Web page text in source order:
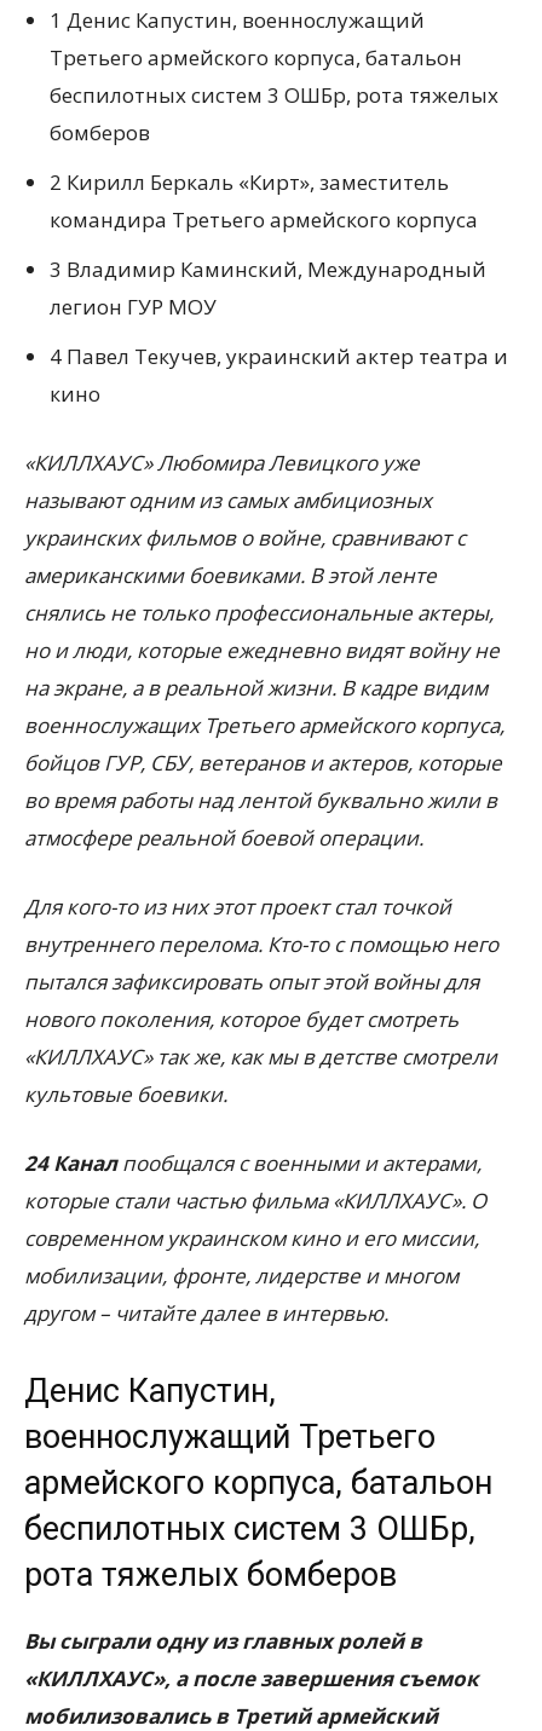
1 Денис Капустин, военнослужащий
Третьего армейского корпуса, батальон
беспилотных систем 3 ОШБр, рота тяжелых
бомберов
2 Кирилл Беркаль «Кирт», заместитель
командира Третьего армейского корпуса
3 Владимир Каминский, Международный
легион ГУР МОУ
4 Павел Текучев, украинский актер театра и
кино
«КИЛЛХАУС» Любомира Левицкого уже
называют одним из самых амбициозных
украинских фильмов о войне, сравнивают с
американскими боевиками. В этой ленте
снялись не только профессиональные актеры,
но и люди, которые ежедневно видят войну не
на экране, а в реальной жизни. В кадре видим
военнослужащих Третьего армейского корпуса,
бойцов ГУР, СБУ, ветеранов и актеров, которые
во время работы над лентой буквально жили в
атмосфере реальной боевой операции.
Для кого-то из них этот проект стал точкой
внутреннего перелома. Кто-то с помощью него
пытался зафиксировать опыт этой войны для
нового поколения, которое будет смотреть
«КИЛЛХАУС» так же, как мы в детстве смотрели
культовые боевики.
24 Каналпообщался с военными и актерами,
которые стали частью фильма «КИЛЛХАУС». О
современном украинском кино и его миссии,
мобилизации, фронте, лидерстве и многом
другом – читайте далее в интервью.
Денис Капустин,
военнослужащий Третьего
армейского корпуса, батальон
беспилотных систем 3 ОШБр,
рота тяжелых бомберов
Вы сыграли одну из главных ролей в
«КИЛЛХАУС», а после завершения съемок
мобилизовались в Третий армейский